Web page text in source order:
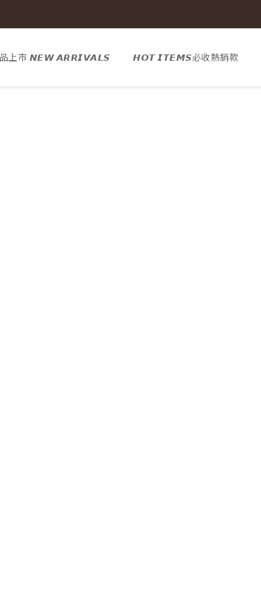
上市 𝙉𝙀𝙒 𝘼𝙍𝙍𝙄𝙑𝘼𝙇𝙎 𝙃𝙊𝙏 𝙄𝙏𝙀𝙈𝙎必收熱銷款